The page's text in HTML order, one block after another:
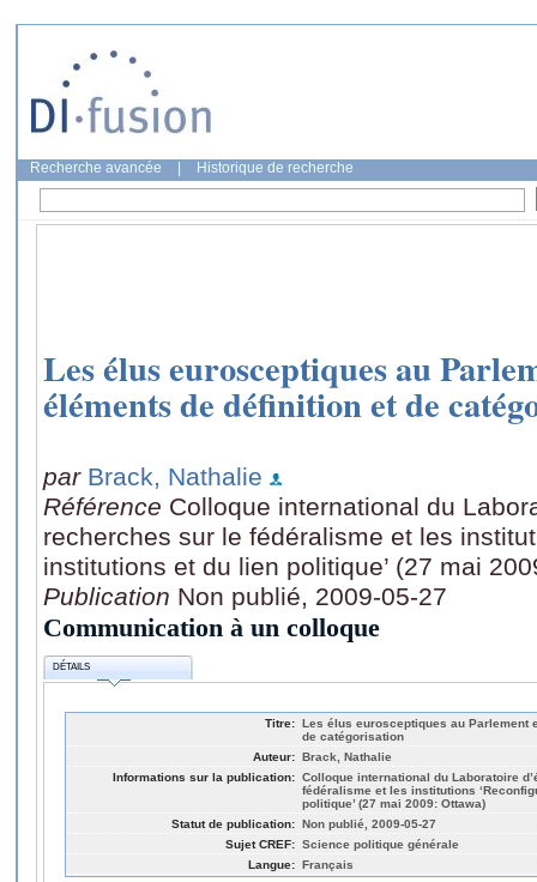
Recherche avancée Historique de recherche
Les élus eurosceptiques au
éléments de définition et de
par Brack, Nathalie
Référence Colloque international du
recherches sur le fédéralisme et les
institutions et du lien politique’ (27 mai
Publication Non publié, 2009-05-27
Communication à un colloque
DÉTAILS
Titre: Les élus eurosceptiques au Parlement
de catégorisation
Auteur: Brack, Nathalie
Informations sur la publication: Colloque international du Laboratoire
fédéralisme et les institutions
politique’ (27 mai 2009: Ottawa)
Statut de publication: Non publié, 2009-05-27
Sujet CREF: Science politique générale
Langue: Français